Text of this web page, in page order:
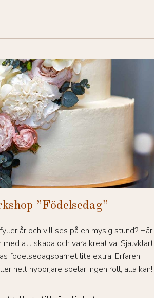
”Födelsedag”
år och vill ses på en mysig stund? Här
med att skapa och vara kreativa. Självklart
födelsedagsbarnet lite extra. Erfaren
helt nybörjare spelar ingen roll, alla kan!